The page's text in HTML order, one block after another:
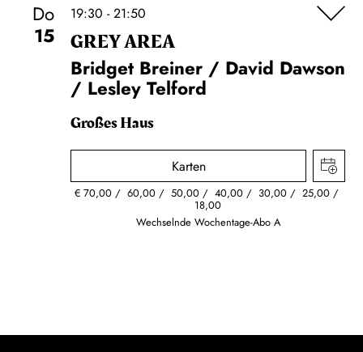
Do
15
19:30 - 21:50
GREY AREA
Bridget Breiner / David Dawson
/ Lesley Telford
Großes Haus
Karten
€ 70,00 60,00 50,00 40,00 30,00 25,00
18,00
Wechselnde Wochentage-Abo A